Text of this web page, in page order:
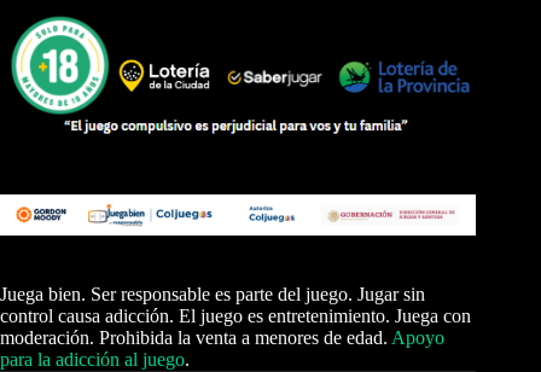
Juega bien. Ser responsable es parte del juego. Jugar sin
control causa adicción. El juego es entretenimiento. Juega con
moderación. Prohibida la venta a menores de edad. Apoyo
para la adicción al juego.